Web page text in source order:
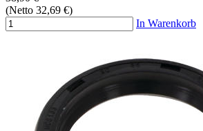
(Netto 32,69 €)
In Warenkorb